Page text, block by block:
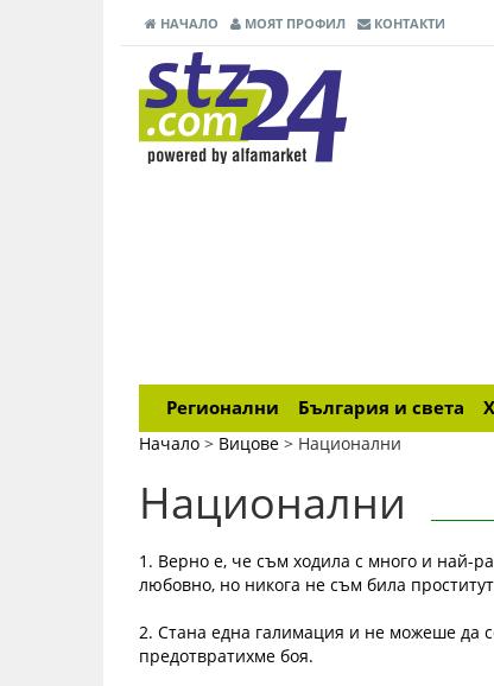
НАЧАЛО МОЯТ ПРОФИЛ КОНТАКТИ
Регионални България и света
Начало > Вицове > Национални
Национални
1. Верно е, че съм ходила с много и най-
любовно, но никога не съм била
2. Стана една галимация и не можеше да
предотвратихме боя.